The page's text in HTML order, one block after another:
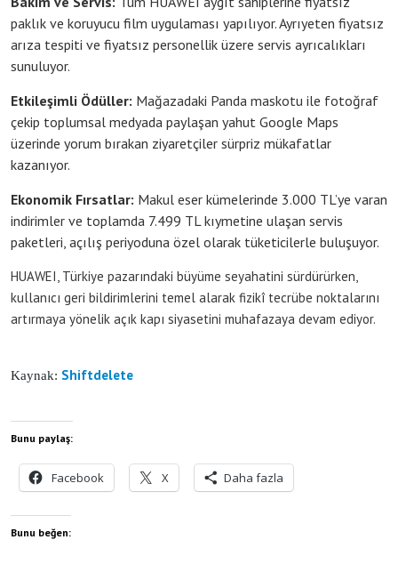
paklık ve koruyucu film uygulaması yapılıyor. Ayrıyeten fiyatsız
arıza tespiti ve fiyatsız personellik üzere servis ayrıcalıkları
sunuluyor.
Etkileşimli Ödüller: Mağazadaki Panda maskotu ile fotoğraf
çekip toplumsal medyada paylaşan yahut Google Maps
üzerinde yorum bırakan ziyaretçiler sürpriz mükafatlar
kazanıyor.
Ekonomik Fırsatlar: Makul eser kümelerinde 3.000 TL’ye varan
indirimler ve toplamda 7.499 TL kıymetine ulaşan servis
paketleri, açılış periyoduna özel olarak tüketicilerle buluşuyor.
HUAWEI, Türkiye pazarındaki büyüme seyahatini sürdürürken,
kullanıcı geri bildirimlerini temel alarak fizikî tecrübe noktalarını
artırmaya yönelik açık kapı siyasetini muhafazaya devam ediyor.
Kaynak: Shiftdelete
Bunu paylaş:
Facebook X Daha fazla
Bunu beğen: